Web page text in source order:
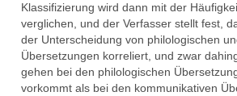
Klassifizierung wird dann mit der
verglichen, und der Verfasser stellt fest,
der Unterscheidung von philologischen
Übersetzungen korreliert, und zwar
gehen bei den philologischen
vorkommt als bei den kommunikativen